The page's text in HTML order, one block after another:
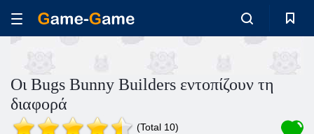
Οι Bugs Bunny Builders εντοπίζουν τη
διαφορά
(Total 10)